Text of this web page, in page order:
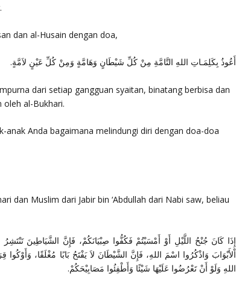
dan al-Husain dengan doa,
أَعُوذُ بِكَلِمَـاتِ اللهِ التَّامَّةِ مِنْ كُلِّ شَيْطَانٍ وَهَامَّةٍ وَمِنْ كُلِّ عَيْنٍ لاَمَّةٍ.
dari setiap gangguan syaitan, binatang berbisa dan
oleh al-Bukhari.
anak Anda bagaimana melindungi diri dengan doa-doa
dan Muslim dari Jabir bin ‘Abdullah dari Nabi saw, beliau
إِذَا كَانَ جُنْحُ اللَّيْلِ أَوْ أَمْسَيْتُمْ فَكُفُّوا صِبْيَانَكُمْ، فَإِنَّ الشَّيَاطِينَ
اْلأَبْوَابَ وَاذْكُرُوا اسْمَ اللهِ، فَإِنَّ الشَّيْطَانَ لاَ يَفْتَحُ بَابًا مُغْلَقًا،
اللهِ وَلَوْ أَنْ تَعْرُضُوا عَلَيْهَا شَيْئًا وَأَطْفِئُوا مَصَابِيْحَكُمْ.